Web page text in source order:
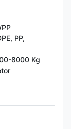
PP
PP,
8000 Kg